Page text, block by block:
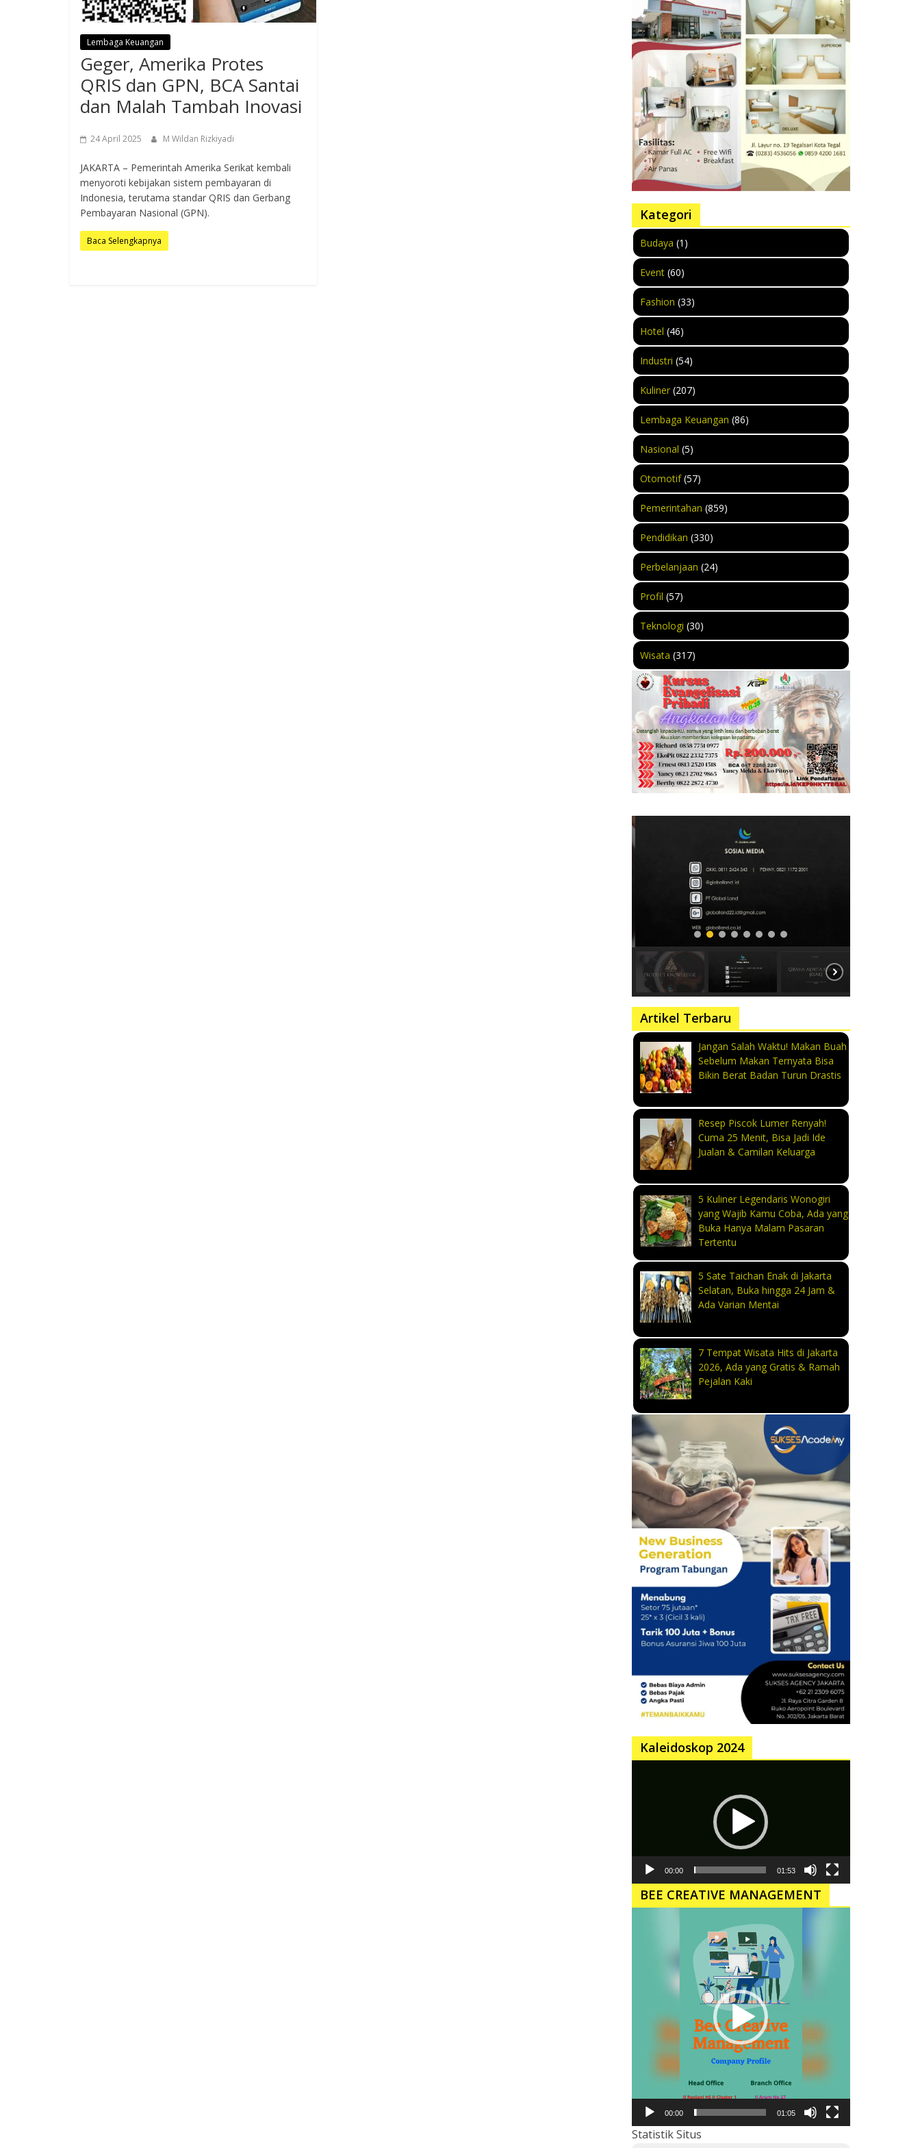
Lembaga Keuangan
Geger, Amerika Protes
QRIS dan GPN, BCA Santai
dan Malah Tambah Inovasi
24 April 2025 M Wildan Rizkiyadi
JAKARTA – Pemerintah Amerika Serikat kembali
menyoroti kebijakan sistem pembayaran di
Indonesia, terutama standar QRIS dan Gerbang
Pembayaran Nasional (GPN).
Baca Selengkapnya
Kategori
Budaya (1)
Event(60)
Fashion (33)
Hotel (46)
Industri (54)
Kuliner(207)
Lembaga Keuangan (86)
Nasional (5)
Otomotif(57)
Pemerintahan (859)
Pendidikan (330)
Perbelanjaan (24)
Profil (57)
Teknologi (30)
Wisata (317)
Artikel Terbaru
Jangan Salah Waktu! Makan Buah
Sebelum Makan Ternyata Bisa
Bikin Berat Badan Turun Drastis
Resep Piscok Lumer Renyah!
Cuma 25 Menit, Bisa Jadi Ide
Jualan & Camilan Keluarga
5 Kuliner Legendaris Wonogiri
yang Wajib Kamu Coba, Ada yang
Buka Hanya Malam Pasaran
Tertentu
5 Sate Taichan Enak di Jakarta
Selatan, Buka hingga 24 Jam &
Ada Varian Mentai
7 Tempat Wisata Hits di Jakarta
2026, Ada yang Gratis & Ramah
Pejalan Kaki
Kaleidoskop 2024
00:00 01:53
BEE CREATIVE MANAGEMENT
00:00 01:05
Statistik Situs